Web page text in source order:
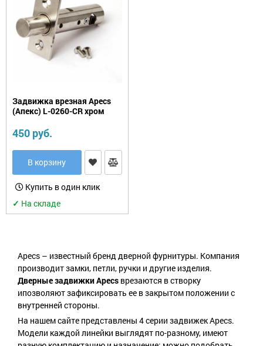
Задвижка врезная Apecs
(Апекс) L-0260-CR хром
450 руб.
В корзину
Купить в один клик
✓ На складе
Apecs – известный бренд дверной фурнитуры. Компания
производит замки, петли, ручки и другие изделия.
Дверные задвижки Apecs врезаются в створку
ипозволяют зафиксировать ее в закрытом положении с
внутренней стороны.
На нашем сайте представлены 4 серии задвижек Apecs.
Модели каждой линейки выглядят по-разному, имеют